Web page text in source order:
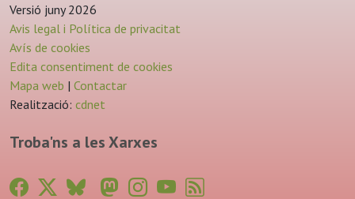
Versió juny 2026
Avis legal i Política de privacitat
Avís de cookies
Edita consentiment de cookies
Mapa web | Contactar
Realització: cdnet
Troba'ns a les Xarxes